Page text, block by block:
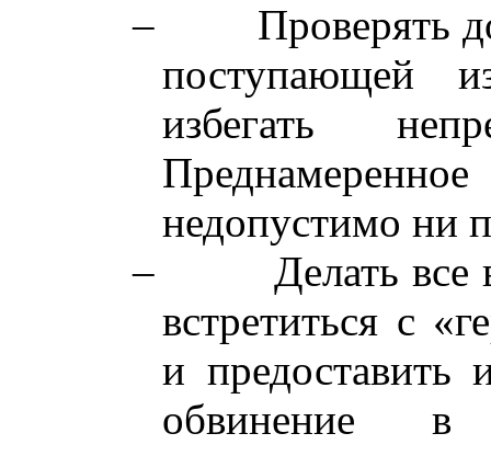
–
Проверять
поступающей
избегать
недопустимо ни
–
Делать
встретиться с
и предоставить
обвинение в